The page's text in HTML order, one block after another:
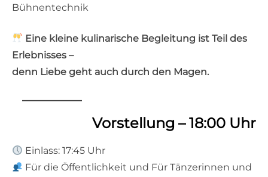
Bühnentechnik
Eine kleine kulinarische Begleitung ist Teil des
Erlebnisses –
denn Liebe geht auch durch den Magen.
Vorstellung – 18:00 Uhr
Einlass: 17:45 Uhr
Für die Öffentlichkeit und Für Tänzerinnen und